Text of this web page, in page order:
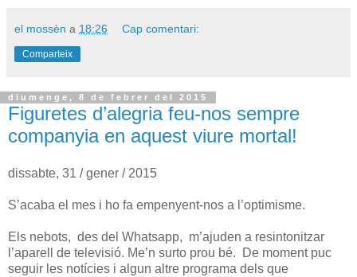
el mossèn a 18:26 Cap comentari:
Comparteix
diumenge, 8 de febrer del 2015
Figuretes d’alegria feu-nos sempre
companyia en aquest viure mortal!
dissabte, 31 / gener / 2015
S’acaba el mes i ho fa empenyent-nos a l’optimisme.
Els nebots, des del Whatsapp, m’ajuden a resintonitzar
l’aparell de televisió. Me’n surto prou bé. De moment puc
seguir les notícies i algun altre programa dels que